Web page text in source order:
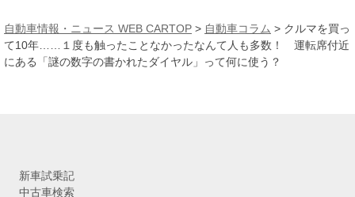
カ
イ
ブ
自動車情報・ニュース WEB CARTOP > 自動車コラム > クルマを買っ
て10年……１度も触ったことなかったなんて人も多数！ 運転席付近
にある「謎の数字の書かれたダイヤル」って何に使う？
新車試乗記
中古車検索